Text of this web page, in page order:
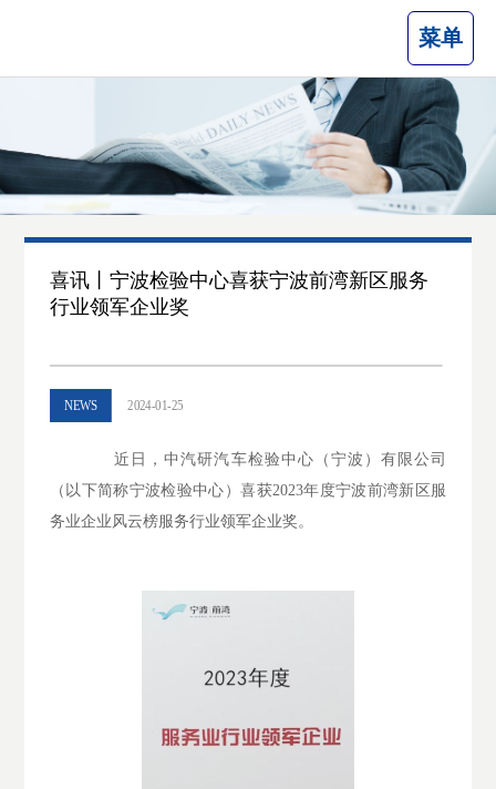
菜单
喜讯丨宁波检验中心喜获宁波前湾新区服务
行业领军企业奖
NEWS 2024-01-25
近日，中汽研汽车检验中心（宁波）有限公司
（以下简称宁波检验中心）喜获2023年度宁波前湾新区服
务业企业风云榜服务行业领军企业奖。